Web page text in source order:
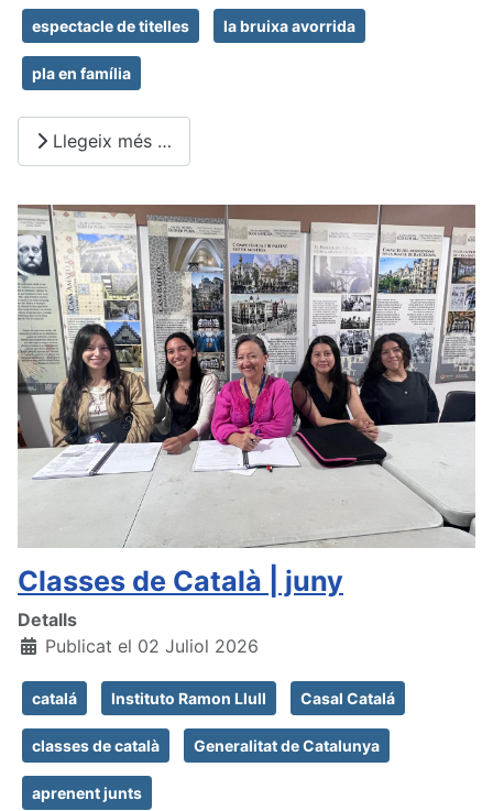
espectacle de titelles la bruixa avorrida
pla en família
Llegeix més …
Classes de Català | juny
Detalls
Publicat el 02 Juliol 2026
catalá Instituto Ramon Llull Casal Catalá
classes de català Generalitat de Catalunya
aprenent junts